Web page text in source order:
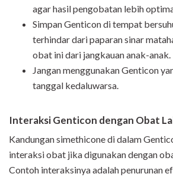
agar hasil pengobatan lebih
Simpan Genticon di tempat
terhindar dari paparan sinar
obat ini dari jangkauan anak-anak.
Jangan menggunakan Genticon
tanggal kedaluwarsa.
Interaksi Genticon dengan Obat
Kandungan simethicone di dalam
interaksi obat jika digunakan dengan
Contoh interaksinya adalah penurunan